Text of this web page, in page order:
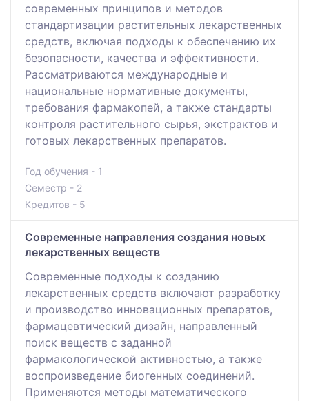
современных принципов и методов
стандартизации растительных лекарственных
средств, включая подходы к обеспечению их
безопасности, качества и эффективности.
Рассматриваются международные и
национальные нормативные документы,
требования фармакопей, а также стандарты
контроля растительного сырья, экстрактов и
готовых лекарственных препаратов.
Год обучения - 1
Семестр - 2
Кредитов - 5
Современные направления создания новых
лекарственных веществ
Современные подходы к созданию
лекарственных средств включают разработку
и производство инновационных препаратов,
фармацевтический дизайн, направленный
поиск веществ с заданной
фармакологической активностью, а также
воспроизведение биогенных соединений.
Применяются методы математического